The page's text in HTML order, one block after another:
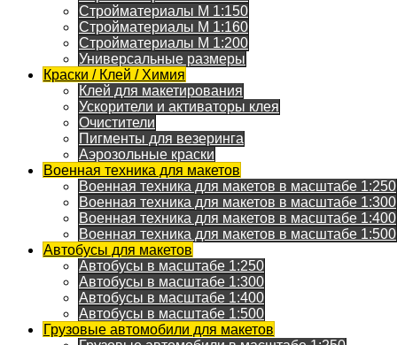
Стройматериалы M 1:150
Стройматериалы M 1:160
Стройматериалы M 1:200
Универсальные размеры
Краски / Клей / Химия
Клей для макетирования
Ускорители и активаторы клея
Очистители
Пигменты для везеринга
Аэрозольные краски
Военная техника для макетов
Военная техника для макетов в масштабе 1:250
Военная техника для макетов в масштабе 1:300
Военная техника для макетов в масштабе 1:400
Военная техника для макетов в масштабе 1:500
Автобусы для макетов
Автобусы в масштабе 1:250
Автобусы в масштабе 1:300
Автобусы в масштабе 1:400
Автобусы в масштабе 1:500
Грузовые автомобили для макетов